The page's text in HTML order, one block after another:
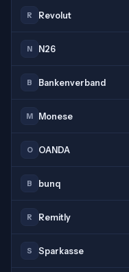
R Revolut
N N26
B Bankenverband
M Monese
O OANDA
B bunq
R Remitly
S Sparkasse